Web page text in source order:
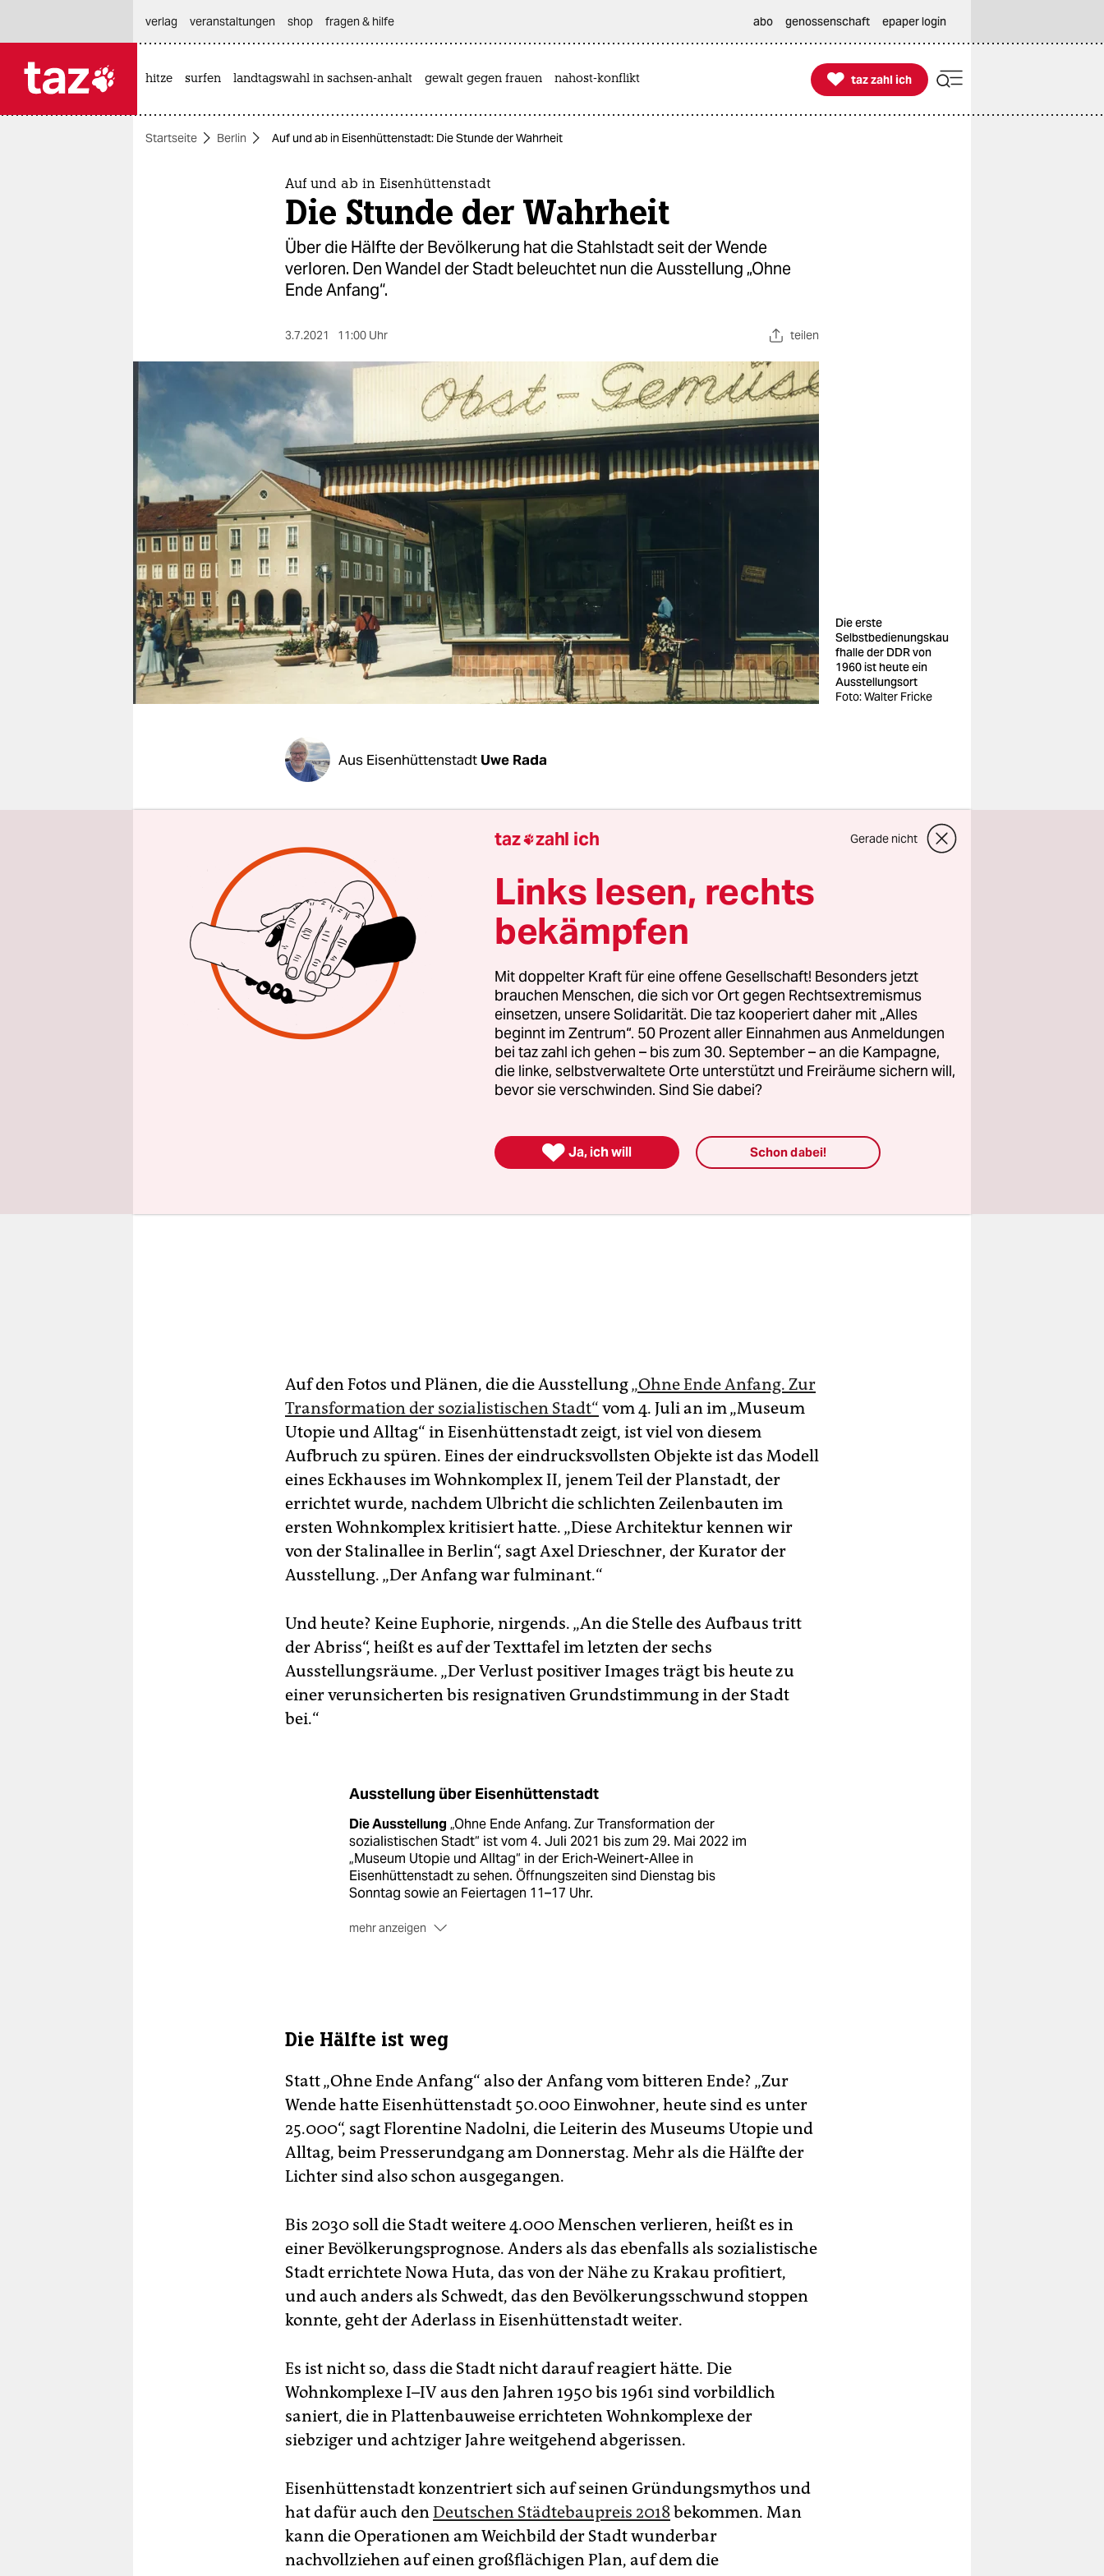
themen
nord
wahrheit
verlag
verlag
veranstaltungen
shop
fragen & hilfe
unterstützen
abo
genossenschaft
verlag
veranstaltungen shop fragen & hilfe abo genossenschaft epaper login
hitze surfen landtagswahl in sachsen-anhalt gewalt gegen frauen nahost-konflikt 
taz zahl ich
taz zahl ich
Startseite Berlin Auf und ab in Eisenhüttenstadt: Die Stunde der Wahrheit
Auf und ab in Eisenhüttenstadt
Die Stunde der Wahrheit
Über die Hälfte der Bevölkerung hat die Stahlstadt seit der Wende
verloren. Den Wandel der Stadt beleuchtet nun die Ausstellung „Ohne
Ende Anfang“.
3.7.2021 11:00 Uhr teilen
Die erste
Selbstbedienungskau
fhalle der DDR von
1960 ist heute ein
Ausstellungsort
Foto: Walter Fricke
Aus Eisenhüttenstadt Uwe Rada
„Von meiner Abschlussklasse sind noch zwei, drei Leute übrig“, erzählt
Thomas Zimmermann, heute 41 Jahre alt, an einer Hörstation. „So um
2000 war der Punkt gekommen: Gehst du oder bleibst du und machst
als Letzter das Licht aus?“
Das Licht ausmachen in einer Stadt, in der es erst vor 70 Jahren
angegangen war? Weggehen von dort, wohin alle einmal gekommen
waren, in eine Stadt, in der alles so nach Anfang schmeckte, mit einer
Zukunft, die sich nie verbrauchen würde:Eisenhüttenstadt, dieses
utopische Versprechen der DDR.
Auf den Fotos und Plänen, die die Ausstellung„Ohne Ende Anfang. Zur
Transformation der sozialistischen Stadt“ vom 4. Juli an im „Museum
Utopie und Alltag“ in Eisenhüttenstadt zeigt, ist viel von diesem
Aufbruch zu spüren. Eines der eindrucksvollsten Objekte ist das Modell
eines Eckhauses im Wohnkomplex II, jenem Teil der Planstadt, der
errichtet wurde, nachdem Ulbricht die schlichten Zeilenbauten im
ersten Wohnkomplex kritisiert hatte. „Diese Architektur kennen wir
von der Stalinallee in Berlin“, sagt Axel Drieschner, der Kurator der
Ausstellung. „Der Anfang war fulminant.“
Und heute? Keine Euphorie, nirgends. „An die Stelle des Aufbaus tritt
der Abriss“, heißt es auf der Texttafel im letzten der sechs
Ausstellungsräume. „Der Verlust positiver Images trägt bis heute zu
einer verunsicherten bis resignativen Grundstimmung in der Stadt
bei.“
Ausstellung über Eisenhüttenstadt
Die Ausstellung „Ohne Ende Anfang. Zur Transformation der
sozialistischen Stadt“ ist vom 4. Juli 2021 bis zum 29. Mai 2022 im
„Museum Utopie und Alltag“ in der Erich-Weinert-Allee in
Eisenhüttenstadt zu sehen. Öffnungszeiten sind Dienstag bis
Sonntag sowie an Feiertagen 11–17 Uhr.
mehr anzeigen
auch ein vergleichender Blick auf die sozialistischen Plänstädte
Nowa Huta in Polen und Schwedt/Oder geworfen. Die Interviews
Ausstellung von der Installation DDR noir von Henrike Neumann.
Im Begleitprogrammunterwww.utopieundalltag.destellt Martin
Maleschka am 12. September seinen Architekturführer
Eisenhüttenstadt vor.
Die Hälfte ist weg
Statt „Ohne Ende Anfang“ also der Anfang vom bitteren Ende? „Zur
Wende hatte Eisenhüttenstadt 50.000 Einwohner, heute sind es unter
25.000“, sagt Florentine Nadolni, die Leiterin des Museums Utopie und
Alltag, beim Presserundgang am Donnerstag. Mehr als die Hälfte der
Lichter sind also schon ausgegangen.
Bis 2030 soll die Stadt weitere 4.000 Menschen verlieren, heißt es in
einer Bevölkerungsprognose. Anders als das ebenfalls als sozialistische
Stadt errichtete Nowa Huta, das von der Nähe zu Krakau profitiert,
und auch anders als Schwedt, das den Bevölkerungsschwund stoppen
konnte, geht der Aderlass in Eisenhüttenstadt weiter.
Es ist nicht so, dass die Stadt nicht darauf reagiert hätte. Die
Wohnkomplexe I–IV aus den Jahren 1950 bis 1961 sind vorbildlich
saniert, die in Plattenbauweise errichteten Wohnkomplexe der
siebziger und achtziger Jahre weitgehend abgerissen.
Eisenhüttenstadt konzentriert sich auf seinen Gründungsmythos und
hat dafür auch denDeutschen Städtebaupreis 2018 bekommen. Man
kann die Operationen am Weichbild der Stadt wunderbar
nachvollziehen auf einen großflächigen Plan, auf dem die
taz zahl ich Gerade nicht
Links lesen, rechts
bekämpfen
Mit doppelter Kraft für eine offene Gesellschaft! Besonders jetzt
brauchen Menschen, die sich vor Ort gegen Rechtsextremismus
einsetzen, unsere Solidarität. Die taz kooperiert daher mit „Alles
beginnt im Zentrum“. 50 Prozent aller Einnahmen aus Anmeldungen
bei taz zahl ich gehen – bis zum 30. September – an die Kampagne,
die linke, selbstverwaltete Orte unterstützt und Freiräume sichern will,
bevor sie verschwinden. Sind Sie dabei?
 Ja, ich will Schon dabei!